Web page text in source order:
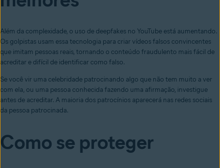
Além da complexidade, o uso de deepfakes no YouTube está aumentando.
Os golpistas usam essa tecnologia para criar vídeos falsos convincentes
que imitam pessoas reais, tornando o conteúdo fraudulento mais fácil de
acreditar e difícil de identificar como falso.
Se você vir uma celebridade patrocinando algo que não tem muito a ver
com ela, ou uma pessoa conhecida fazendo uma afirmação, investigue
antes de acreditar. A maioria dos patrocínios aparecerá nas redes sociais
da pessoa patrocinada.
Como se proteger